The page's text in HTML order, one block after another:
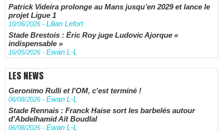
Patrick Videira prolonge au Mans jusqu’en 2029 et lance le
projet Ligue 1
10/06/2026 - Lilian Lefort
Stade Brestois : Éric Roy juge Ludovic Ajorque «
indispensable »
16/05/2026 - Ewan L-L
LES NEWS
Geronimo Rulli et l'OM, c'est terminé !
06/08/2026 - Ewan L-L
Stade Rennais : Franck Haise sort les barbelés autour
d'Abdelhamid Aït Boudlal
06/08/2026 - Ewan L-L